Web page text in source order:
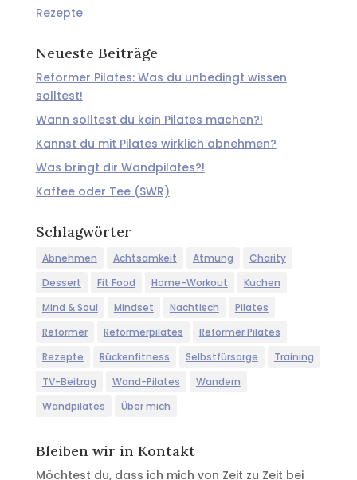
Rezepte
Neueste Beiträge
Reformer Pilates: Was du unbedingt wissen
solltest!
Wann solltest du kein Pilates machen?!
Kannst du mit Pilates wirklich abnehmen?
Was bringt dir Wandpilates?!
Kaffee oder Tee (SWR)
Schlagwörter
Abnehmen Achtsamkeit Atmung
Charity
Dessert
Fit Food Home-Workout
Kuchen
Mind & Soul
Mindset Nachtisch
Pilates
Reformer
Reformerpilates
Reformer Pilates
Rezepte
Rückenfitness Selbstfürsorge
Training
TV-Beitrag
Wand-Pilates
Wandern
Wandpilates
Über mich
Bleiben wir in Kontakt
Möchtest du, dass ich mich von Zeit zu Zeit bei